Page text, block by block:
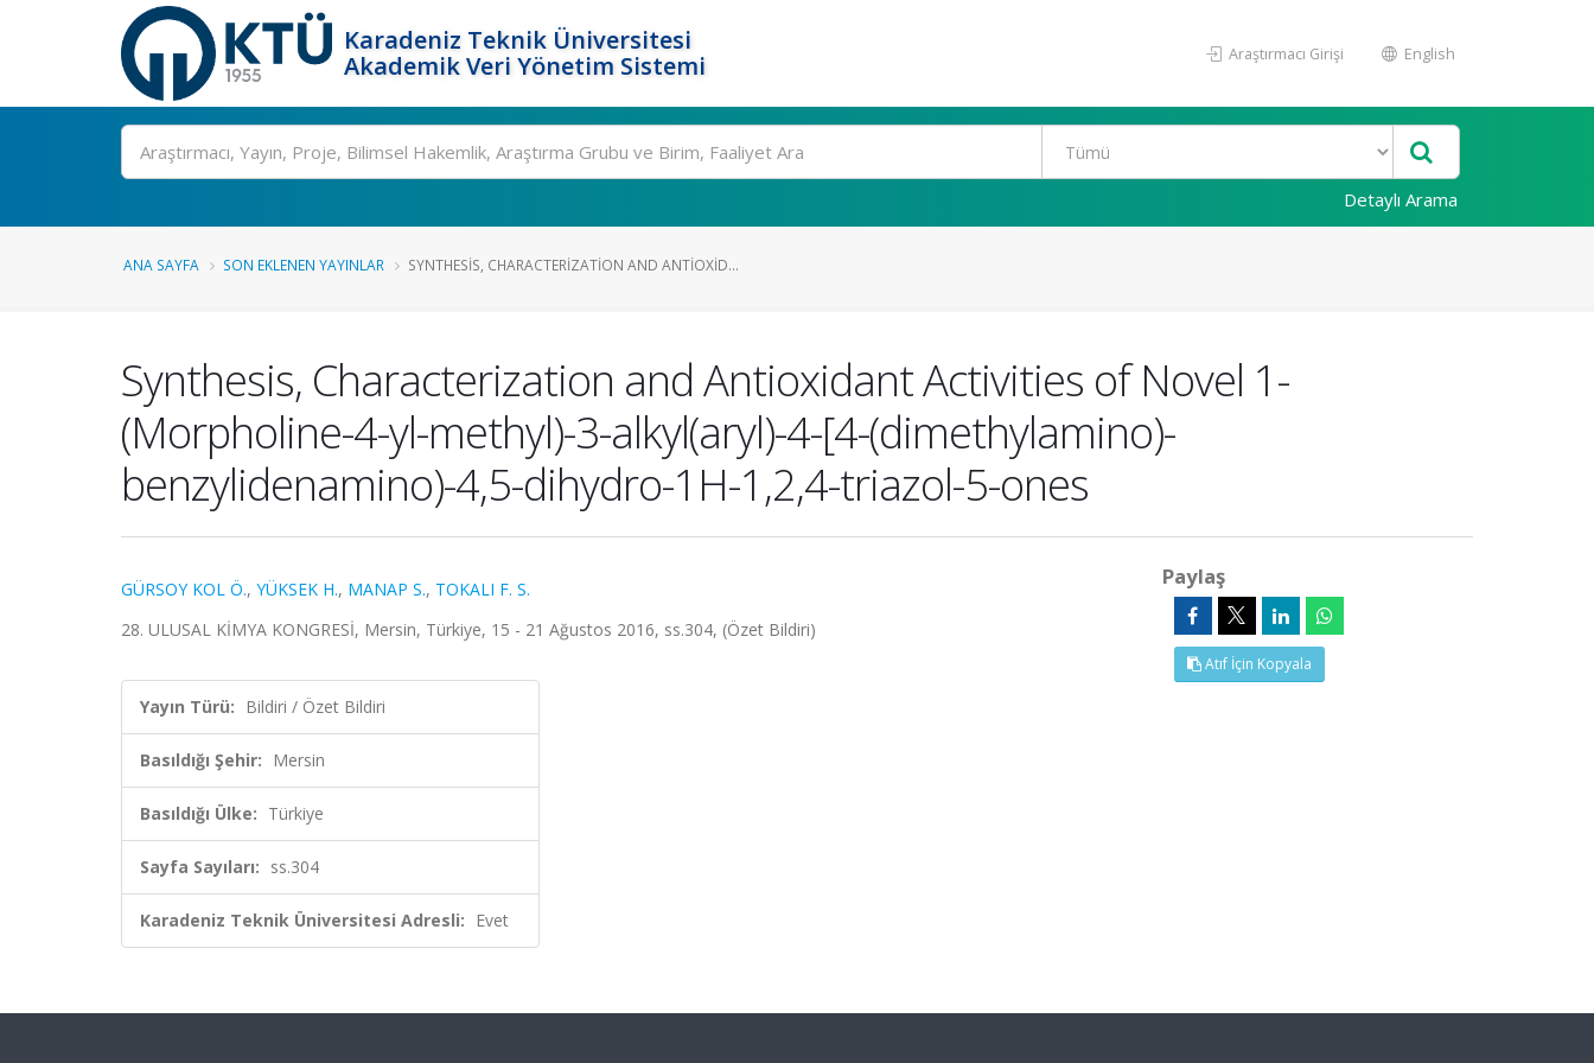
Karadeniz Teknik Üniversitesi
Akademik Veri Yönetim Sistemi
Araştırmacı Girişi English
Ara
Detaylı Arama
ANA SAYFA SON EKLENEN YAYINLAR SYNTHESIS, CHARACTERIZATION AND ANTIOXID...
Synthesis, Characterization and Antioxidant Activities of Novel 1-
(Morpholine-4-yl-methyl)-3-alkyl(aryl)-4-[4-(dimethylamino)-
benzylidenamino)-4,5-dihydro-1H-1,2,4-triazol-5-ones
GÜRSOY KOL Ö., YÜKSEK H., MANAP S., TOKALI F. S.
28. ULUSAL KİMYA KONGRESİ, Mersin, Türkiye, 15 - 21 Ağustos 2016, ss.304, (Özet Bildiri)
Yayın Türü: Bildiri / Özet Bildiri
Basıldığı Şehir: Mersin
Basıldığı Ülke: Türkiye
Sayfa Sayıları: ss.304
Karadeniz Teknik Üniversitesi Adresli: Evet
Paylaş
Atıf İçin Kopyala